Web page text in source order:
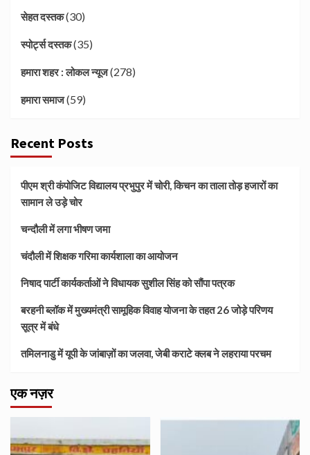
सेहत दस्तक(30)
स्पोर्ट्स दस्तक(35)
हमारा शहर : लोकल न्यूज(278)
हमारा समाज(59)
Recent Posts
पीएम श्री कंपोजिट विद्यालय प्रभुपुर में चोरी, किचन का ताला तोड़ हजारों का
सामान ले उड़े चोर
चन्दौली में लगा भीषण जमा
चंदौली में शिक्षक गरिमा कार्यशाला का आयोजन
निषाद पार्टी कार्यकर्ताओं ने विधायक सुशील सिंह को सौंपा पत्रक
बरहनी ब्लॉक में मुख्यमंत्री सामूहिक विवाह योजना के तहत 26 जोड़े परिणय
सूत्र में बंधे
तमिलनाडु में यूपी के जांबाज़ों का जलवा, जेबी कराटे क्लब ने लहराया परचम
एक नज़र